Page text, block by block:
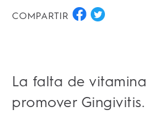
COMPARTIR
La falta de
promover Gingivitis.